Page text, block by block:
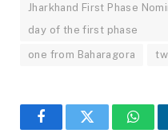
Jharkhand First Phase
day of the first phase
one from Baharagora
FacebookTwitter